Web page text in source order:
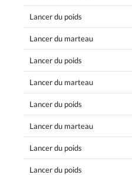
Lancer du poids
Lancer du marteau
Lancer du poids
Lancer du marteau
Lancer du poids
Lancer du marteau
Lancer du poids
Lancer du poids